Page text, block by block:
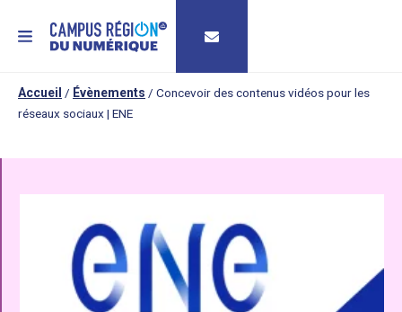
MENU
Accueil / Évènements / Concevoir des contenus vidéos pour les
réseaux sociaux | ENE